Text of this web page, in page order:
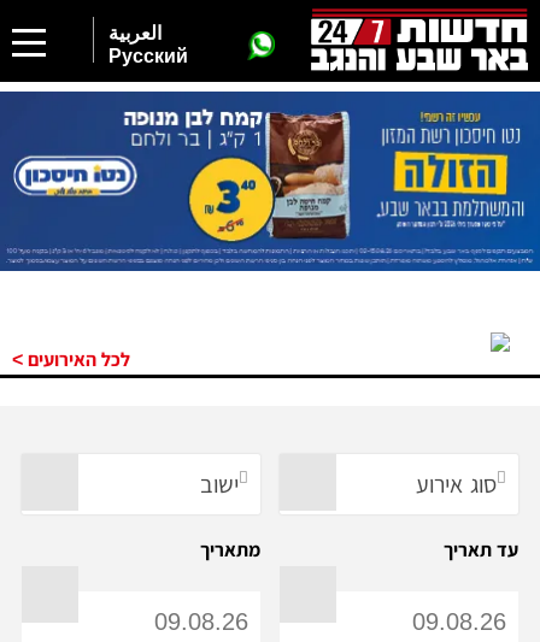
العربية
Русский
לכל האירועים >
ישוב סוג אירוע
מתאריך עד תאריך